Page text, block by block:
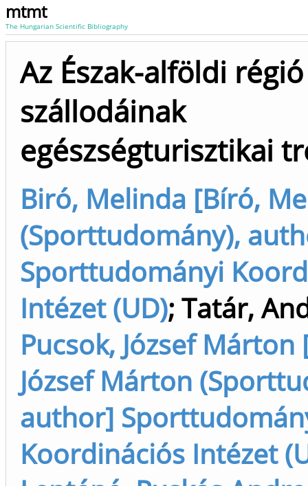
mtmt
The Hungarian Scientific Bibliography
Az Észak-alföldi régió
szállodáinak
egészségturisztikai
Biró, Melinda [Bíró,
(Sporttudomány),
Sporttudományi
Intézet (UD); Tatár,
Pucsok, József Márton
József Márton
author]
Koordinációs Intézet